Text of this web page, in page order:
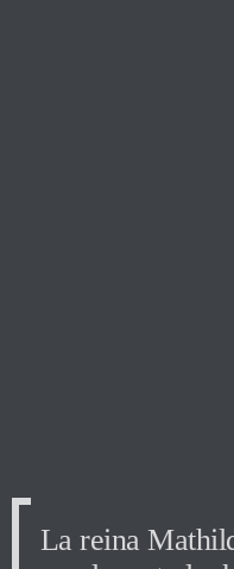
La reina